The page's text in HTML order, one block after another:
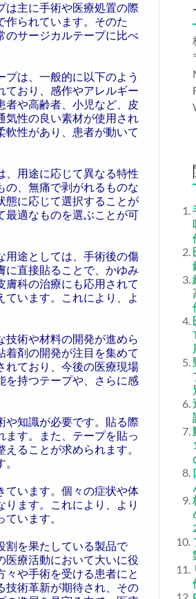
は主に手術や医療処置の際
作られています。そのた
のサージカルテープに比べ
は、一般的に以下のよう
ており、感作やアレルギー
者や高齢者、小児など、皮
気性の良い素材が使用され
性があり、患者が動いて
、用途に応じて異なる特性
の、無痛で剥がれるものな
態に応じて選択することが
最適なものを選ぶことが可
用途としては、手術後の傷
に直接貼ることで、かゆみ
科の治療にも応用されて
います。これにより、よ
術や材料の開発が進めら
剤の開発が注目を集めて
れており、今後の医療現場
を持つテープや、さらに感
や知識が必要です。貼る際
ます。また、テープを貼っ
ることが求められます。
ています。個々の症状や体
ます。これにより、より
います。
割を果たしている製品で
医療活動において大いに役
や手術を受ける患者にと
技術革新が期待され、その